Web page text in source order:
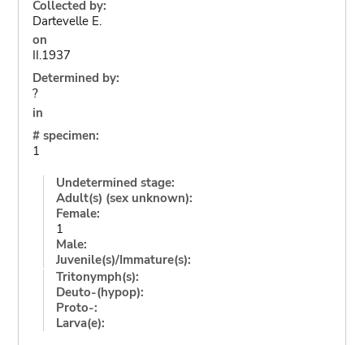
Collected by:
Dartevelle E.
on
II.1937
Determined by:
?
in
# specimen:
1
Undetermined stage:
Adult(s) (sex unknown):
Female:
1
Male:
Juvenile(s)/Immature(s):
Tritonymph(s):
Deuto-(hypop):
Proto-:
Larva(e):